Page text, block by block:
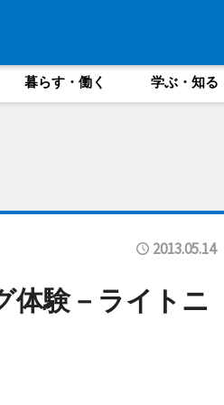
暮らす・働く 学ぶ・知る
2013.05.14
体験－ライトニ